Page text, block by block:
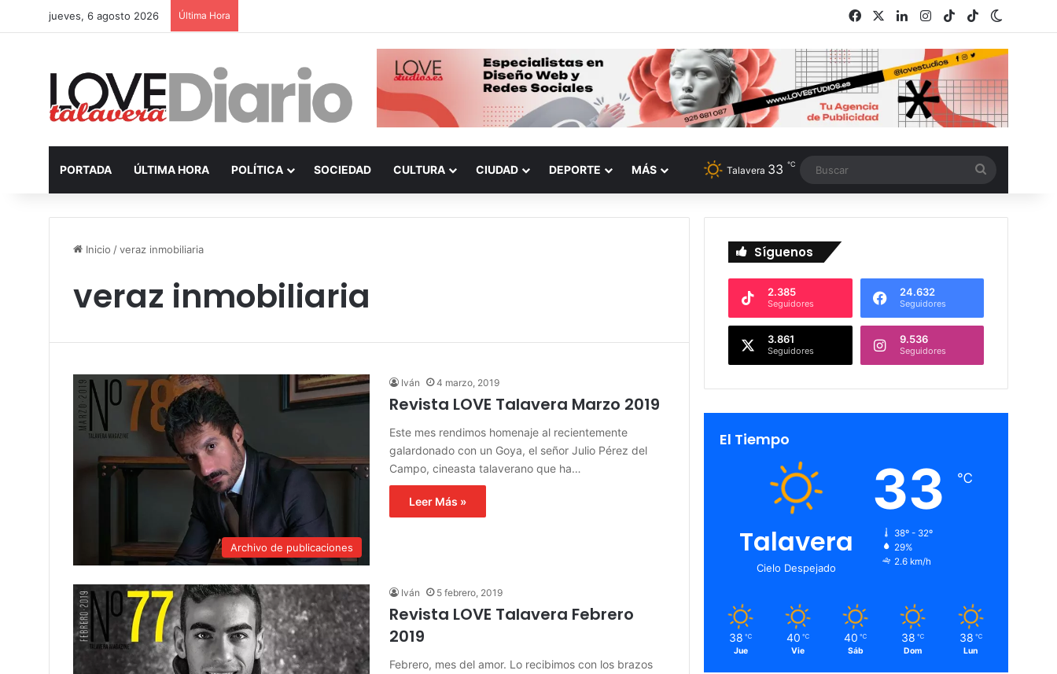
jueves, 6 agosto 2026 Última Hora Facebook LinkedInInstagram
TikTokRSS
PORTADA ÚLTIMA HORA POLÍTICA SOCIEDAD CULTURA CIUDAD DEPORTE MÁS Talavera 33 ℃
Inicio /veraz inmobiliaria
veraz inmobiliaria
Archivo de publicaciones
Iván 4 marzo, 2019
Revista LOVE Talavera Marzo 2019
Este mes rendimos homenaje al recientemente
galardonado con un Goya, el señor Julio Pérez del
Campo, cineasta talaverano que ha…
Leer Más »
Iván 5 febrero, 2019
Revista LOVE Talavera Febrero
2019
Febrero, mes del amor. Lo recibimos con los brazos
Síguenos
2.385
Seguidores
24.632
Seguidores
3.861
Seguidores
9.536
Seguidores
El Tiempo
Talavera
Cielo Despejado
33 ℃
38º - 32º
29%
2.6 km/h
38 ℃
Jue
40 ℃
Vie
40 ℃
Sáb
38 ℃
Dom
38 ℃
Lun